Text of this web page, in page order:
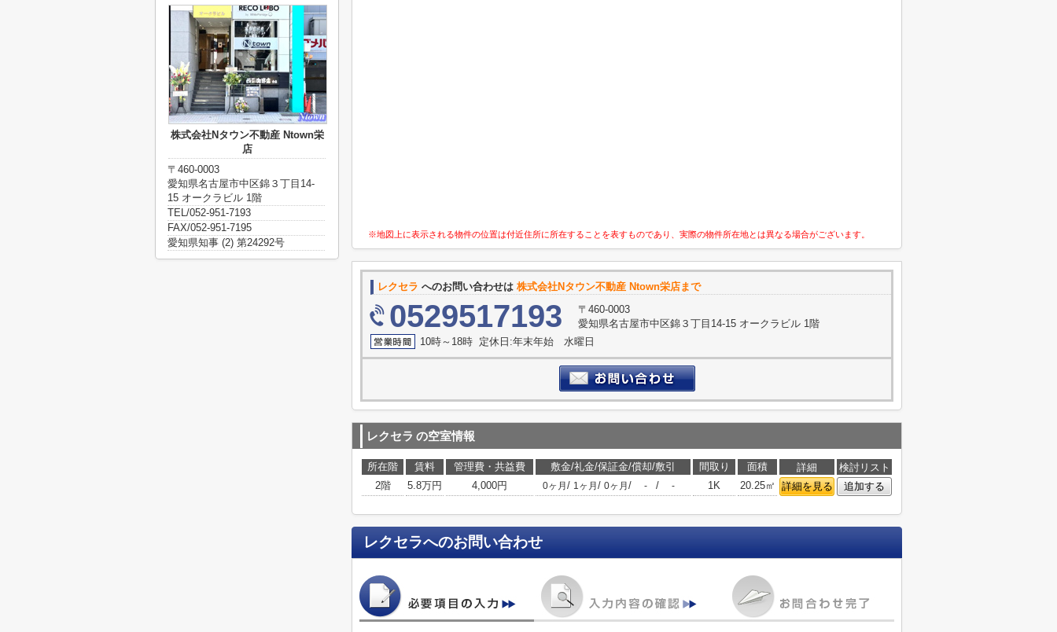
※地図上に表示される物件の位置は付近住所に所在することを表すものであり、実際の物件所在地とは異なる場合がございます。
レクセラ へのお問い合わせは 株式会社Nタウン不動産 Ntown栄店まで
0529517193
〒460-0003
愛知県名古屋市中区錦３丁目14-15 オークラビル 1階
10時～18時 定休日:年末年始 水曜日
レクセラ の空室情報
所在階 賃料 管理費・共益費 敷金/礼金/保証金/償却/敷引 間取り 面積 詳細
検討リスト
2階
5.8万円 4,000円 0ヶ月 / 1ヶ月 / 0ヶ月 / - / - 1K 20.25㎡ 詳細を見る 追加する
レクセラへのお問い合わせ
株式会社Nタウン不動産 Ntown栄
店
〒460-0003
愛知県名古屋市中区錦３丁目14-
15 オークラビル 1階
TEL/052-951-7193
FAX/052-951-7195
愛知県知事 (2) 第24292号